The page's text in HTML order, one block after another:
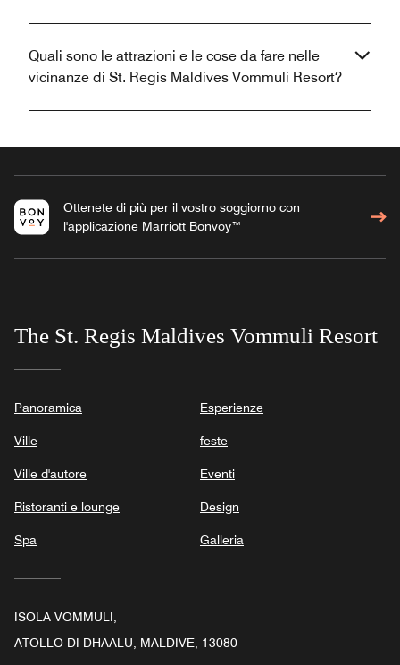
Quali sono le attrazioni e le cose da fare nelle
vicinanze di St. Regis Maldives Vommuli Resort?
Ottenete di più per il vostro soggiorno con
l'applicazione Marriott Bonvoy™
The St. Regis Maldives Vommuli Resort
Panoramica
Ville
Ville d'autore
Ristoranti e lounge
Spa
Esperienze
feste
Eventi
Design
Galleria
ISOLA VOMMULI,
ATOLLO DI DHAALU, MALDIVE, 13080